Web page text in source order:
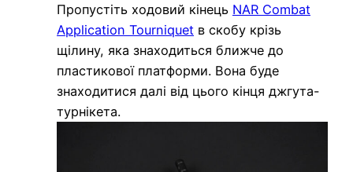
Пропустіть ходовий кінець NAR Combat
Application Tourniquet в скобу крізь
щілину, яка знаходиться ближче до
пластикової платформи. Вона буде
знаходитися далі від цього кінця джгута-
турнікета.